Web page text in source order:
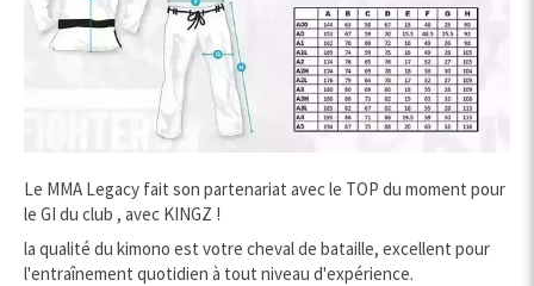
Le MMA Legacy fait son partenariat avec le TOP du moment pour
le GI du club , avec KINGZ !
la qualité du kimono est votre cheval de bataille, excellent pour
l'entraînement quotidien à tout niveau d'expérience.